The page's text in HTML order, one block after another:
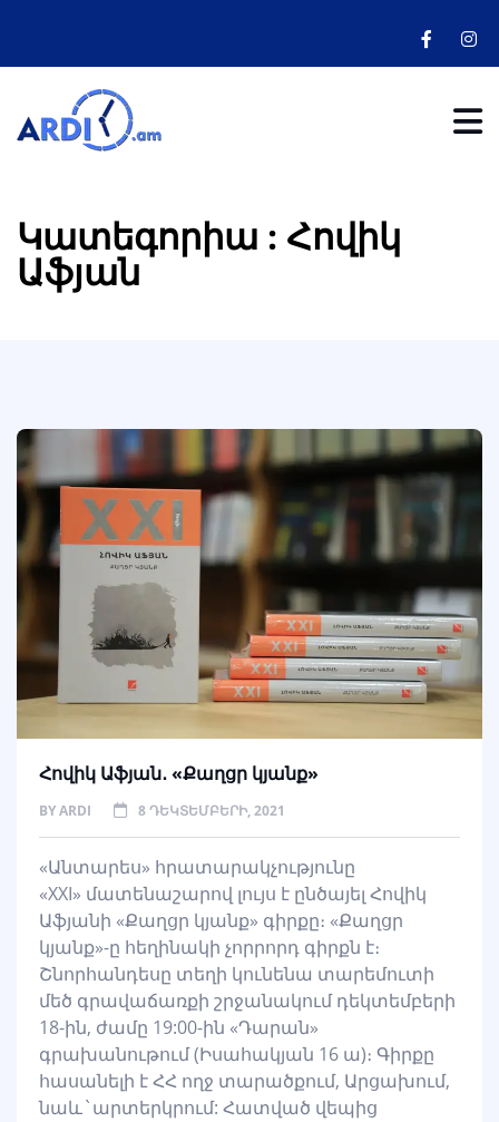
Կատեգորիա : Հովիկ
Աֆյան
Հովիկ Աֆյան․ «Քաղցր կյանք»
BYARDI 8 ԴԵԿՏԵՄԲԵՐԻ, 2021
«Անտարես» հրատարակչությունը
«XXI» մատենաշարով լույս է ընծայել Հովիկ
Աֆյանի «Քաղցր կյանք» գիրքը։ «Քաղցր
կյանք»-ը հեղինակի չորրորդ գիրքն է։
Շնորհանդեսը տեղի կունենա տարեմուտի
մեծ գրավաճառքի շրջանակում դեկտեմբերի
18-ին, ժամը 19:00-ին «Դարան»
գրախանութում (Իսահակյան 16 ա)։ Գիրքը
հասանելի է ՀՀ ողջ տարածքում, Արցախում,
նաև`արտերկրում: Հատված վեպից